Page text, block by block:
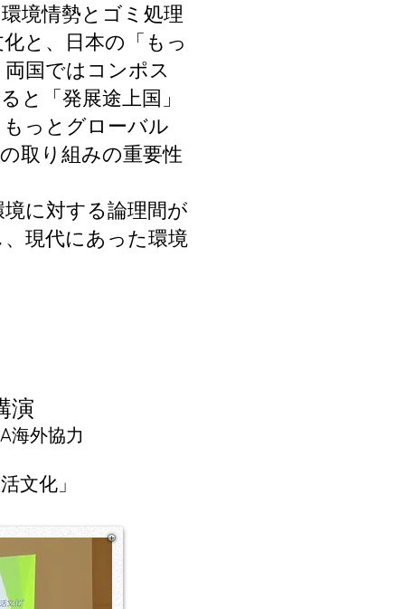
境情勢とゴミ処理
と、日本の「もっ
国ではコンポス
と「発展途上国」
っとグローバル
取り組みの重要性
に対する論理間が
現代にあった環境
演
文化」
海外協力